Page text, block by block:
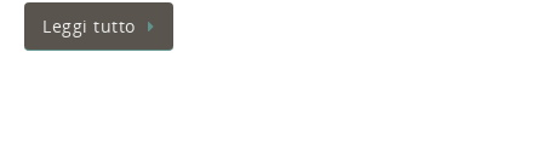
Leggi tutto